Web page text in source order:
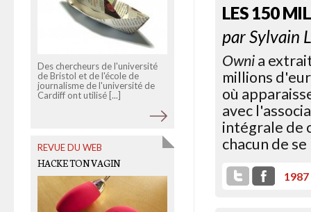
LES 150
parSylvain
Ownia
millions
où
avec
intégrale de
chacun de
1987
Des chercheurs de l'université
de Bristol et de l'école de
journalisme de l'université de
Cardiff ont utilisé [...]
REVUE DU WEB
HACKE TON VAGIN
Le directeur de la publication
d'OWNI réagit à chaud à la
décision du fonds SPEL, gardien
des subventions à la [...]